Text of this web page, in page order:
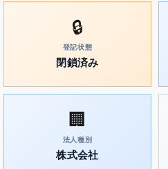
🔒
登記状態
閉鎖済み
🏢
法人種別
株式会社